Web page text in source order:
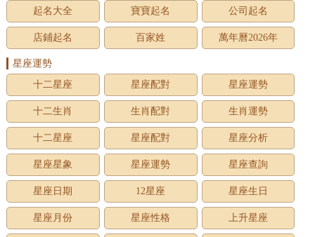
起名大全 寶寶起名 公司起名
店鋪起名 百家姓 萬年曆2026年
星座運勢
十二星座
星座配對 星座運勢
十二生肖 生肖配對 生肖運勢
十二星座 星座配對 星座分析
星座星象 星座運勢 星座查詢
星座日期 12星座 星座生日
星座月份 星座性格 上升星座